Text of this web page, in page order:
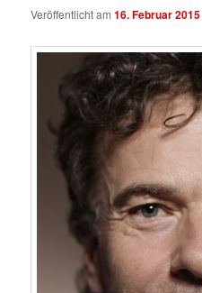
Veröffentlicht am16. Februar 2015